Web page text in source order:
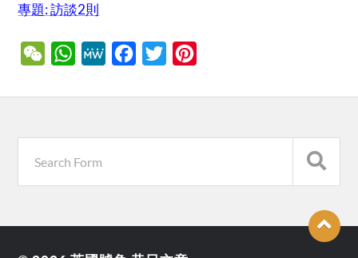
專題: 訪談2則
WeChatWhatsApp
MeWe Facebook
Twitter